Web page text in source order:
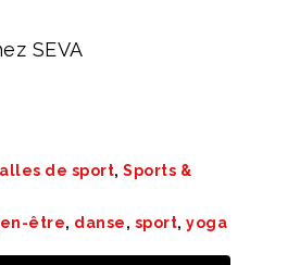
SEVA
de sport, Sports &
être, danse, sport, yoga